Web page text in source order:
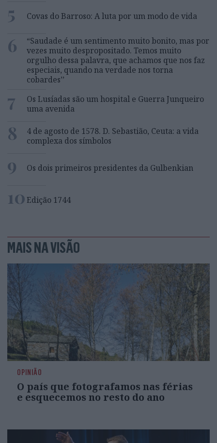
5 Covas do Barroso: A luta por um modo de vida
6
“Saudade é um sentimento muito bonito, mas por
vezes muito despropositado. Temos muito
orgulho dessa palavra, que achamos que nos faz
especiais, quando na verdade nos torna
cobardes’’
7
Os Lusíadas são um hospital e Guerra Junqueiro
uma avenida
8
4 de agosto de 1578. D. Sebastião, Ceuta: a vida
complexa dos símbolos
9 Os dois primeiros presidentes da Gulbenkian
10Edição 1744
MAIS NA VISÃO
OPINIÃO
O país que fotografamos nas férias
e esquecemos no resto do ano